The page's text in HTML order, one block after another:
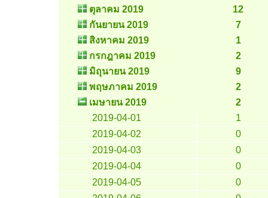
ตุลาคม 2019
12
กันยายน 2019
7
สิงหาคม 2019
1
กรกฎาคม 2019
2
มิถุนายน 2019
9
พฤษภาคม 2019
2
เมษายน 2019
2
2019-04-01
1
2019-04-02
0
2019-04-03
0
2019-04-04
0
2019-04-05
0